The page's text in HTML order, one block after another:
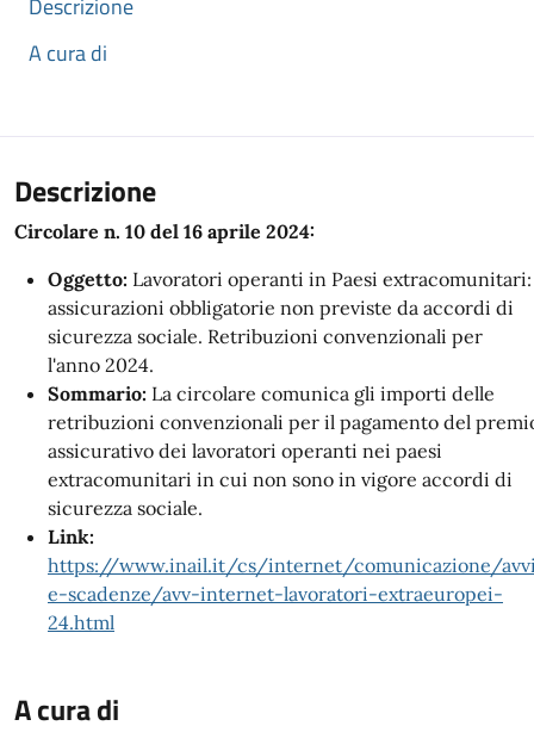
Descrizione
A cura di
Descrizione
Circolare n. 10 del 16 aprile 2024:
Oggetto: Lavoratori operanti in Paesi extracomunitari:
assicurazioni obbligatorie non previste da accordi di
sicurezza sociale. Retribuzioni convenzionali per
l'anno 2024.
Sommario: La circolare comunica gli importi delle
retribuzioni convenzionali per il pagamento del
assicurativo dei lavoratori operanti nei paesi
extracomunitari in cui non sono in vigore accordi di
sicurezza sociale.
Link:
https://www.inail.it/cs/internet/comunicazione/
e-scadenze/avv-internet-lavoratori-extraeuropei-
24.html
A cura di